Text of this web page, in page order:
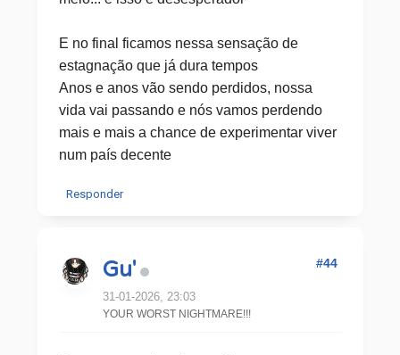
E no final ficamos nessa sensação de
estagnação que já dura tempos
Anos e anos vão sendo perdidos, nossa
vida vai passando e nós vamos perdendo
mais e mais a chance de experimentar viver
num país decente
Responder
Gu'
31-01-2026, 23:03
YOUR WORST NIGHTMARE!!!
#44